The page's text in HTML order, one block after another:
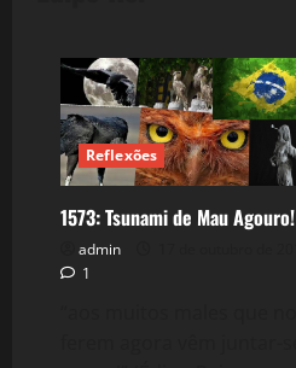
Reflexões
1573: Tsunami de Mau Agouro!
admin
1